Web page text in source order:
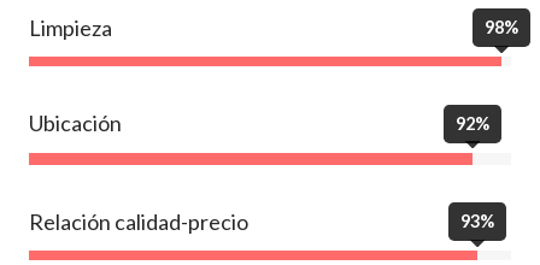
Limpieza 98%
Ubicación 92%
Relación calidad-precio 93%